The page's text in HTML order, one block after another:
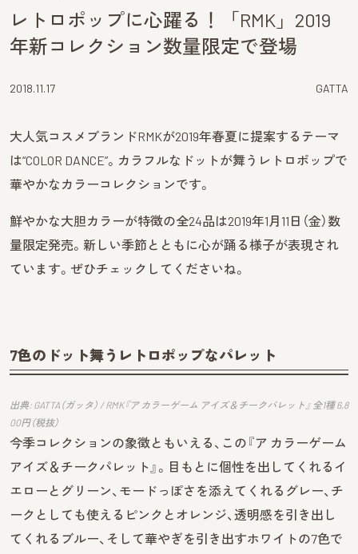
レトロポップに心躍る！「RMK」2019
年新コレクション数量限定で登場
2018.11.17 GATTA
大人気コスメブランドRMKが2019年春夏に提案するテーマ
は“COLOR DANCE”。カラフルなドットが舞うレトロポップで
華やかなカラーコレクションです。
鮮やかな大胆カラーが特徴の全24品は2019年1月11日（金）数
量限定発売。新しい季節とともに心が踊る様子が表現され
ています。ぜひチェックしてくださいね。
7色のドット舞うレトロポップなパレット
出典: GATTA（ガッタ） / RMK『ア カラーゲーム アイズ＆チークパレット』 全1種 6,8
00円（税抜）
今季コレクションの象徴ともいえる、この『ア カラーゲーム
アイズ＆チークパレット』。目もとに個性を出してくれるイ
エローとグリーン、モードっぽさを添えてくれるグレー、チ
ークとしても使えるピンクとオレンジ、透明感を引き出し
てくれるブルー、そして華やぎを引き出すホワイトの7色で